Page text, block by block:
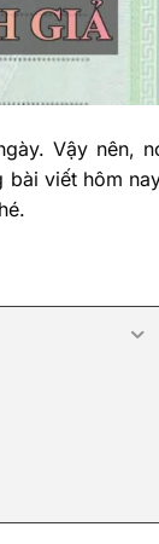
Vậy nên,
bài viết hôm